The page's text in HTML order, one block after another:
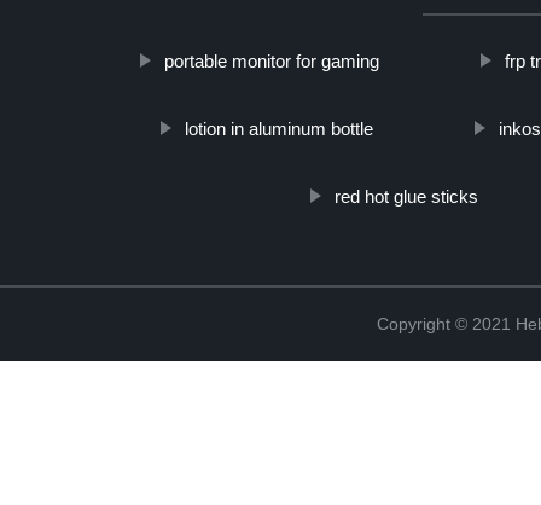
portable monitor for gaming frp
lotion in aluminum bottle
red hot glue sticks
Copyright © 2021